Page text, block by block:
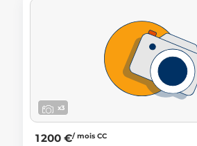
x3
1 200 €/ mois CC